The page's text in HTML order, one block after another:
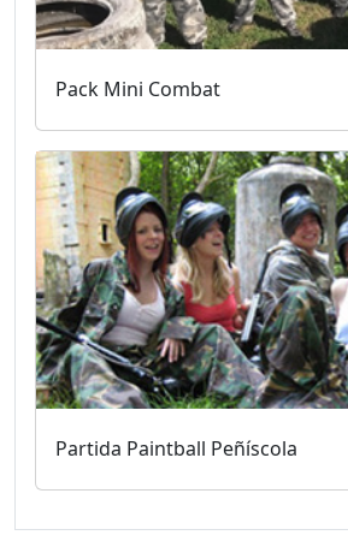
Pack Mini Combat
Partida Paintball Peñíscola